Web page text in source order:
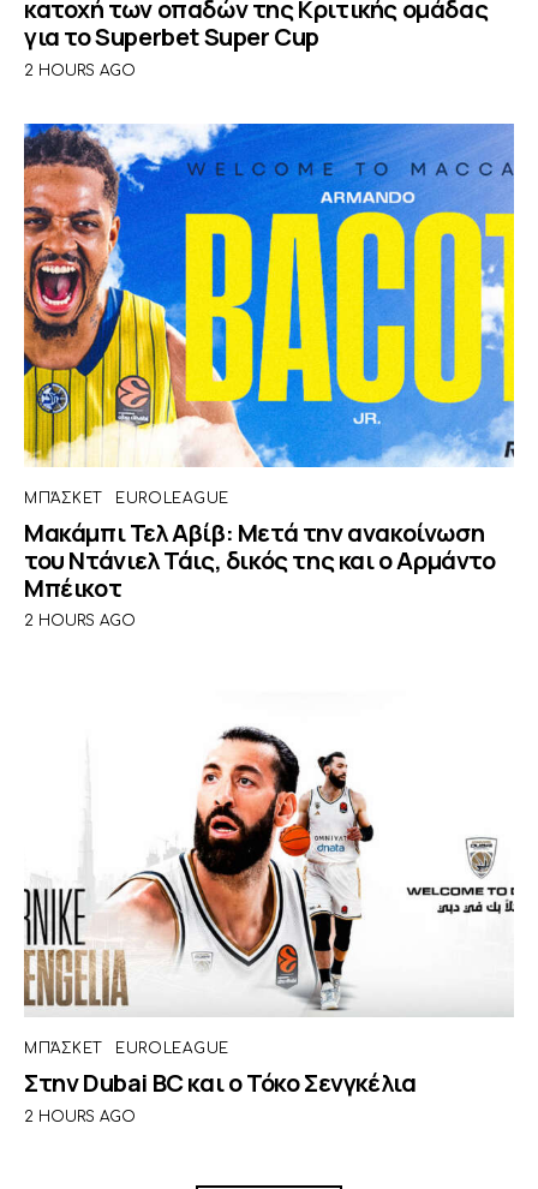
κατοχή των οπαδών της Κριτικής ομάδας
για το Superbet Super Cup
2 HOURS AGO
ΜΠΆΣΚΕΤ EUROLEAGUE
Μακάμπι Τελ Αβίβ: Μετά την ανακοίνωση
του Ντάνιελ Τάις, δικός της και ο Αρμάντο
Μπέικοτ
2 HOURS AGO
ΜΠΆΣΚΕΤ EUROLEAGUE
Στην Dubai BC και ο Τόκο Σενγκέλια
2 HOURS AGO